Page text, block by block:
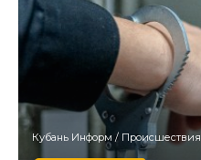
Кубань Информ / Происшествия